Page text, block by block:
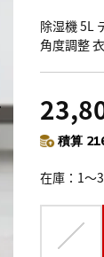
除湿機 5L
角度調整
積算
在庫 1～